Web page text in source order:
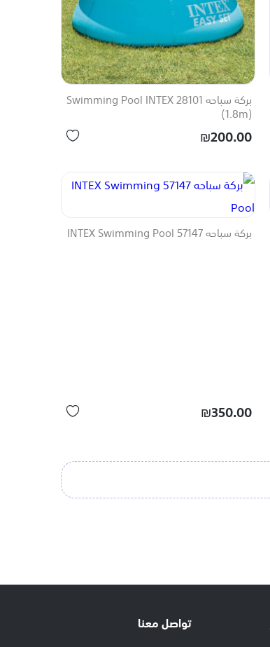
بركة سباحه Swimming Pool INTEX 28101
(1.8m)
₪200.00
بركة سباحه 57147 INTEX Swimming Pool
₪350.00
تواصل معنا